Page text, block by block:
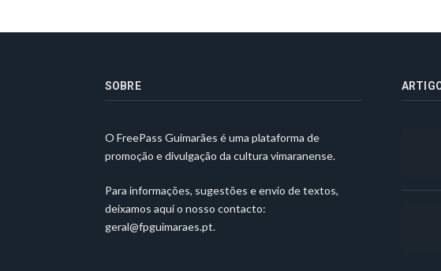
SOBRE
O FreePass Guimarães é uma plataforma de
promoção e divulgação da cultura vimaranense.
Para informações, sugestões e envio de textos,
deixamos aqui o nosso contacto:
geral@fpguimaraes.pt.